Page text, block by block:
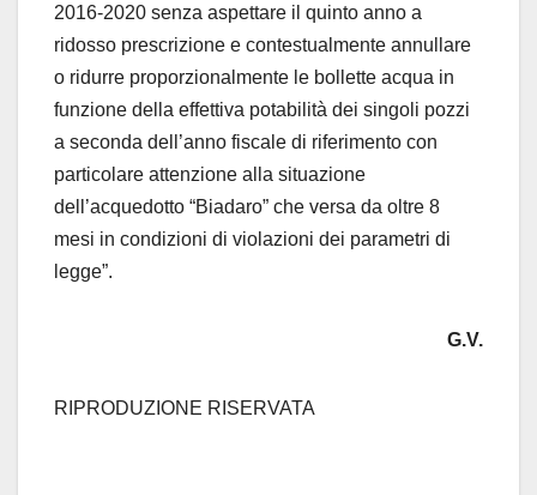
2016-2020 senza aspettare il quinto anno a
ridosso prescrizione e contestualmente annullare
o ridurre proporzionalmente le bollette acqua in
funzione della effettiva potabilità dei singoli pozzi
a seconda dell’anno fiscale di riferimento con
particolare attenzione alla situazione
dell’acquedotto “Biadaro” che versa da oltre 8
mesi in condizioni di violazioni dei parametri di
legge”.
G.V.
RIPRODUZIONE RISERVATA